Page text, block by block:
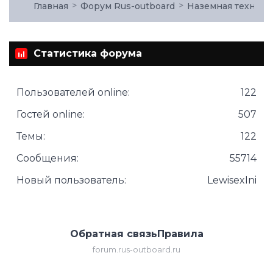
Главная Форум Rus-outboard Наземная
Статистика форума
Пользователей online:
122
Гостей online:
507
Темы:
122
Сообщения:
55714
Новый пользователь:
LewisexIni
Обратная связьПравила
forum.rus-outboard.ru